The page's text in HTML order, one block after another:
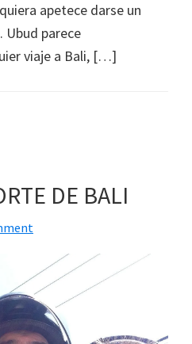
apetece darse un
Ubud parece
viaje a Bali, […]
DE BALI